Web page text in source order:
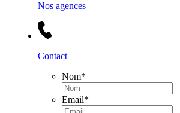
Nos agences
Contact
Nom*
Email*